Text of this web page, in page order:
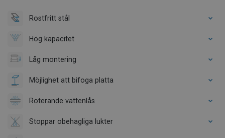
Rostfritt stål
Hög kapacitet
Låg montering
Möjlighet att bifoga platta
Roterande vattenlås
Stoppar obehagliga lukter